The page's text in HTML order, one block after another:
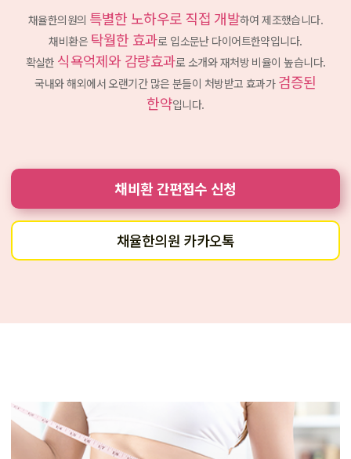
채율한의원의 특별한 노하우로 직접 개발하여 제조했습니다.
채비환은 탁월한 효과로 입소문난 다이어트한약입니다.
확실한 식욕억제와 감량효과로 소개와 재처방 비율이 높습니다.
국내와 해외에서 오랜기간 많은 분들이 처방받고 효과가 검증된
한약입니다.
채비환 간편접수 신청
채율한의원 카카오톡